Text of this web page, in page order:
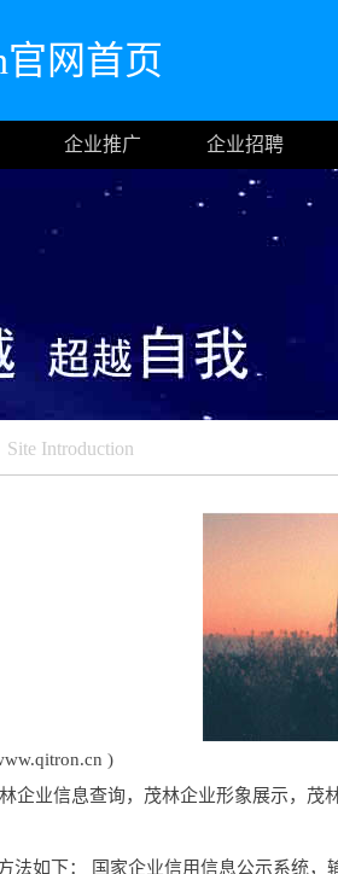
官网首页
企业推广 企业招聘
Site Introduction
)
企业信息查询，茂林企业形象展示，茂
法如下： 国家企业信用信息公示系统